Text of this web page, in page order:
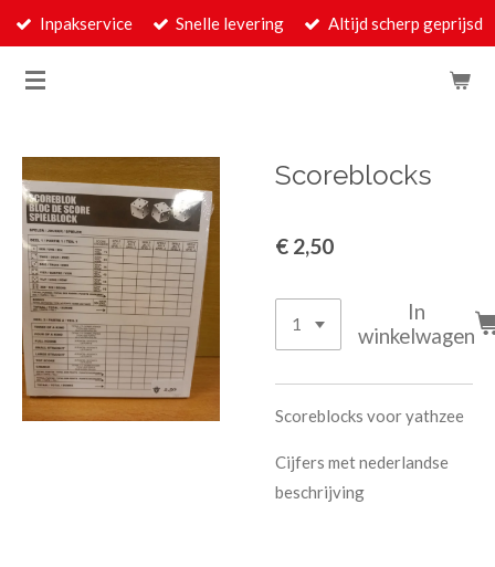
Ga
naar
Inpakservice Snelle levering Altijd scherp geprijsd
Scoreblocks
€ 2,50
In
winkelwagen
Scoreblocks voor yathzee
Cijfers met nederlandse
beschrijving